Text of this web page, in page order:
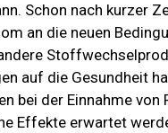
Schon nach kurzer
an die neuen
auf die Gesundheit
bei der Einnahme von
Effekte erwartet